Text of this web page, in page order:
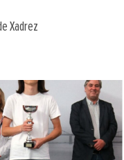
Xadrez